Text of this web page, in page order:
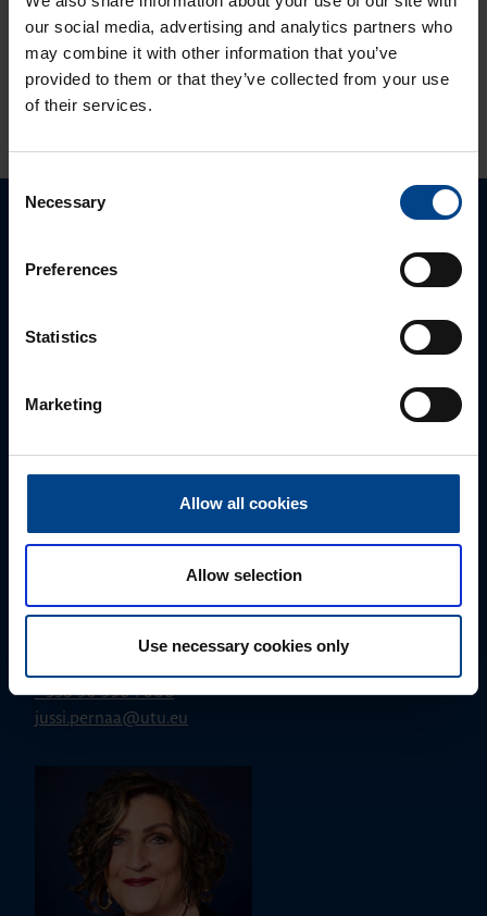
our social media, advertising and analytics partners who
may combine it with other information that you’ve
provided to them or that they’ve collected from your use
of their services.
Consent
Selection
Necessary
Preferences
Statistics
Marketing
Allow all cookies
Allow selection
Use necessary cookies only
V1:n
KATSO LISÄÄ ARTIKKELEITA
sähköpostitse tai verkkolomakkeen kautta.
ALUEMYYNTIPÄÄLLIKKÖ, LÄNSI-SUOMI
+358 50 596 7006
jussi.pernaa@utu.eu